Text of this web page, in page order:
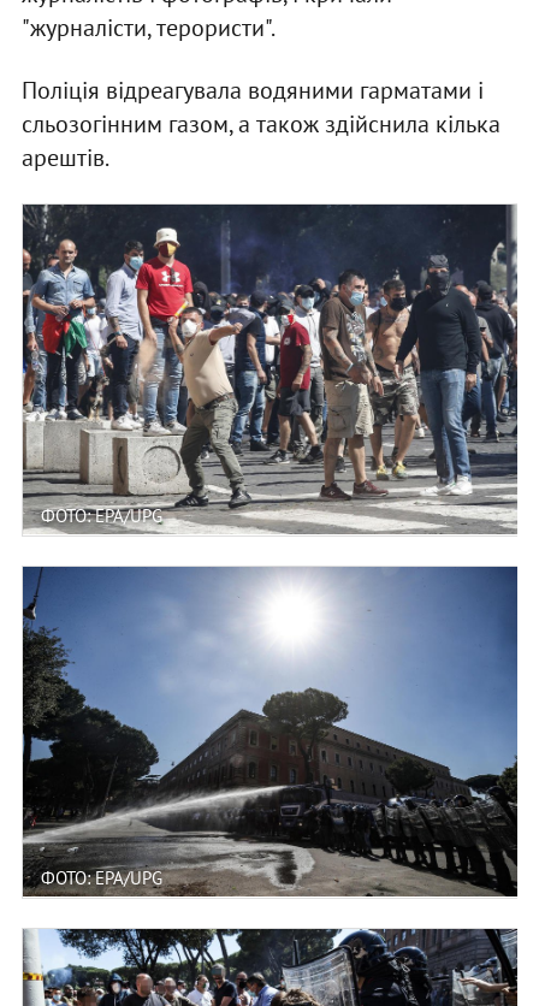
"журналісти, терористи".
Поліція відреагувала водяними гарматами і
сльозогінним газом, а також здійснила кілька
арештів.
ФОТО: EPA/UPG
ФОТО: EPA/UPG